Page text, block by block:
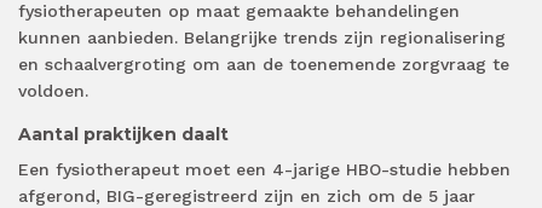
fysiotherapeuten op maat gemaakte behandelingen
kunnen aanbieden. Belangrijke trends zijn regionalisering
en schaalvergroting om aan de toenemende zorgvraag te
voldoen.
Aantal praktijken daalt
Een fysiotherapeut moet een 4-jarige HBO-studie hebben
afgerond, BIG-geregistreerd zijn en zich om de 5 jaar